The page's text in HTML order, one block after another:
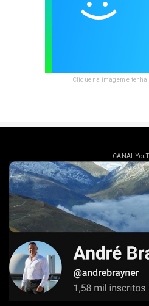
Clique na imagem e
- CANAL